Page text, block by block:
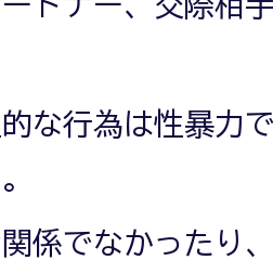
な行為は性暴力
係でなかったり